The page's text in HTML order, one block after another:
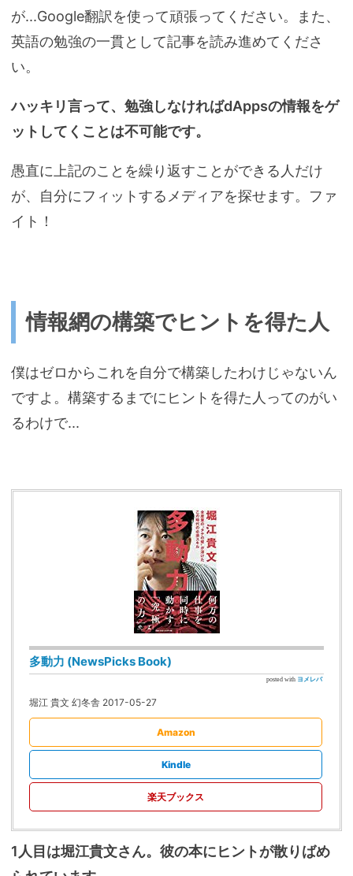
が...Google翻訳を使って頑張ってください。また、
英語の勉強の一貫として記事を読み進めてくださ
い。
ハッキリ言って、勉強しなければdAppsの情報をゲ
ットしてくことは不可能です。
愚直に上記のことを繰り返すことができる人だけ
が、自分にフィットするメディアを探せます。ファ
イト！
情報網の構築でヒントを得た人
僕はゼロからこれを自分で構築したわけじゃないん
ですよ。構築するまでにヒントを得た人ってのがい
るわけで...
多動力 (NewsPicks Book)
posted with ヨメレバ
堀江 貴文 幻冬舎 2017-05-27
Amazon
Kindle
楽天ブックス
1人目は堀江貴文さん。彼の本にヒントが散りばめ